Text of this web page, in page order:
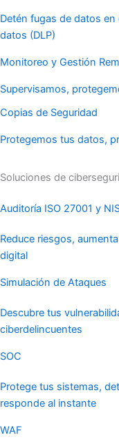
Detén fugas de datos
datos (DLP)
Monitoreo y Gestión
Supervisamos,
Copias de Seguridad
Protegemos tus datos,
Soluciones de
Auditoría ISO 27001 y
Reduce riesgos,
digital
Simulación de Ataques
Descubre tus
ciberdelincuentes
SOC
Protege tus sistemas,
responde al instante
WAF